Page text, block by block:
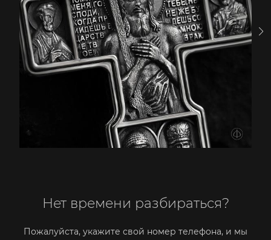
Нет времени разбираться?
Пожалуйста, укажите свой номер телефона, и мы